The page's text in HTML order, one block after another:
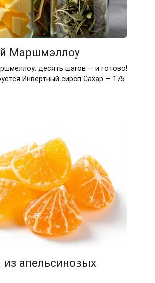
Маршмэллоу
десять шагов — и готово!
Инвертный сироп Сахар — 175
из апельсиновых